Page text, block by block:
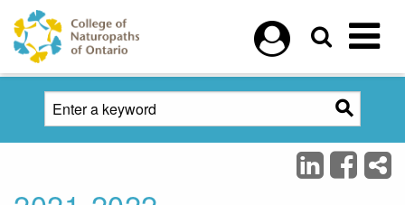
Skip to main content